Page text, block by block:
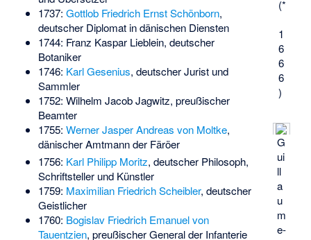
(*
1
6
6
6
)
G
ui
ll
a
u
m
e-
1737: Gottlob Friedrich Ernst Schönborn,
deutscher Diplomat in dänischen Diensten
1744: Franz Kaspar Lieblein, deutscher
Botaniker
1746: Karl Gesenius, deutscher Jurist und
Sammler
1752: Wilhelm Jacob Jagwitz, preußischer
Beamter
1755: Werner Jasper Andreas von Moltke,
dänischer Amtmann der Färöer
1756: Karl Philipp Moritz, deutscher Philosoph,
Schriftsteller und Künstler
1759: Maximilian Friedrich Scheibler, deutscher
Geistlicher
1760: Bogislav Friedrich Emanuel von
Tauentzien, preußischer General der Infanterie